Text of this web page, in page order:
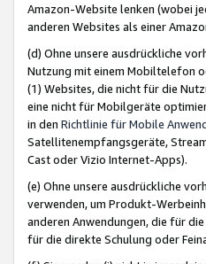
Amazon-Website lenken (wobei
anderen Websites als einer
(d) Ohne unsere ausdrückliche
Nutzung mit einem Mobiltelefon
(1) Websites, die nicht für die
eine nicht für Mobilgeräte
in den Richtlinie für Mobile
Satellitenempfangsgeräte,
Cast oder Vizio Internet-Apps).
(e) Ohne unsere ausdrückliche
verwenden, um Produkt-
anderen Anwendungen, die für
für die direkte Schulung oder